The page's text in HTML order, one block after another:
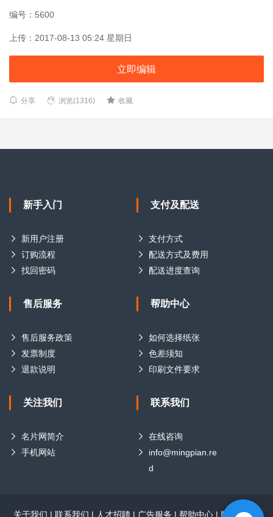
编号：5600
上传：2017-08-13 05:24 星期日
立即编辑
分享 浏览(1316) 收藏
新手入门
新用户注册
订购流程
找回密码
支付及配送
支付方式
配送方式及费用
配送进度查询
售后服务
售后服务政策
发票制度
退款说明
帮助中心
如何选择纸张
色差须知
印刷文件要求
关注我们
名片网简介
手机网站
联系我们
在线咨询
info@mingpian.re
d
关于我们 | 联系我们 | 人才招聘 | 广告服务 | 帮助中心 | 版权声明